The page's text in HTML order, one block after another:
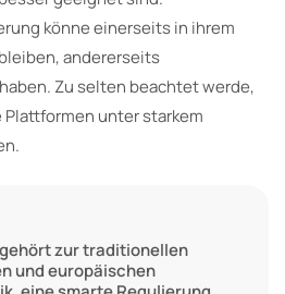
könne einerseits in ihrem
andererseits
Zu selten beachtet werde,
unter starkem
zur traditionellen
und europäischen